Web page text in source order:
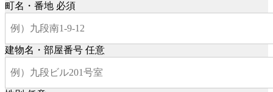
町名・番地 必須
建物名・部屋番号 任意